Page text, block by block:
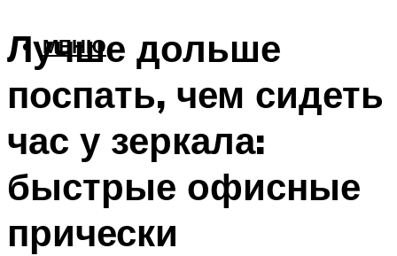
МЕНЮ
Лучше дольше
поспать, чем сидеть
час у зеркала:
быстрые офисные
прически